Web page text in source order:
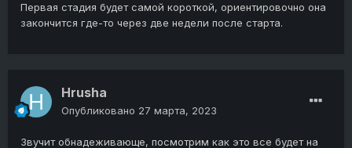
Первая стадия будет самой короткой, ориентировочно она
закончится где-то через две недели после старта.
Hrusha
Опубликовано 27 марта, 2023
Звучит обнадеживающе, посмотрим как это все будет на